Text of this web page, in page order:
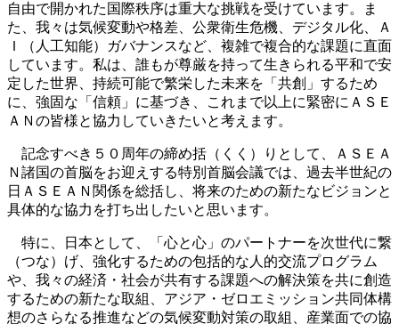
自由で開かれた国際秩序は重大な挑戦を受けています。ま
た、我々は気候変動や格差、公衆衛生危機、デジタル化、Ａ
Ｉ（人工知能）ガバナンスなど、複雑で複合的な課題に直面
しています。私は、誰もが尊厳を持って生きられる平和で安
定した世界、持続可能で繁栄した未来を「共創」するため
に、強固な「信頼」に基づき、これまで以上に緊密にＡＳＥ
ＡＮの皆様と協力していきたいと考えます。
記念すべき５０周年の締め括（くく）りとして、ＡＳＥＡ
Ｎ諸国の首脳をお迎えする特別首脳会議では、過去半世紀の
日ＡＳＥＡＮ関係を総括し、将来のための新たなビジョンと
具体的な協力を打ち出したいと思います。
特に、日本として、「心と心」のパートナーを次世代に繋
（つな）げ、強化するための包括的な人的交流プログラム
や、我々の経済・社会が共有する課題への解決策を共に創造
するための新たな取組、アジア・ゼロエミッション共同体構
想のさらなる推進などの気候変動対策の取組、産業面での協